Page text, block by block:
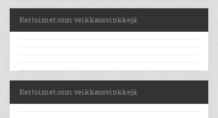
Kertoimet.com veikkausvinkkejä
Kertoimet.com veikkausvinkkejä